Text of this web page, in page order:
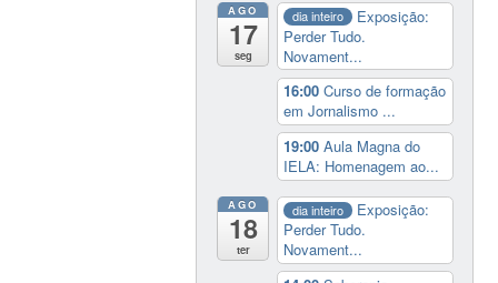
AGO
17
seg
dia inteiro
Exposição:
Perder Tudo.
Novament...
16:00Curso de formação
em Jornalismo ...
19:00Aula Magna do
IELA: Homenagem ao...
AGO
18
ter
dia inteiro
Exposição:
Perder Tudo.
Novament...